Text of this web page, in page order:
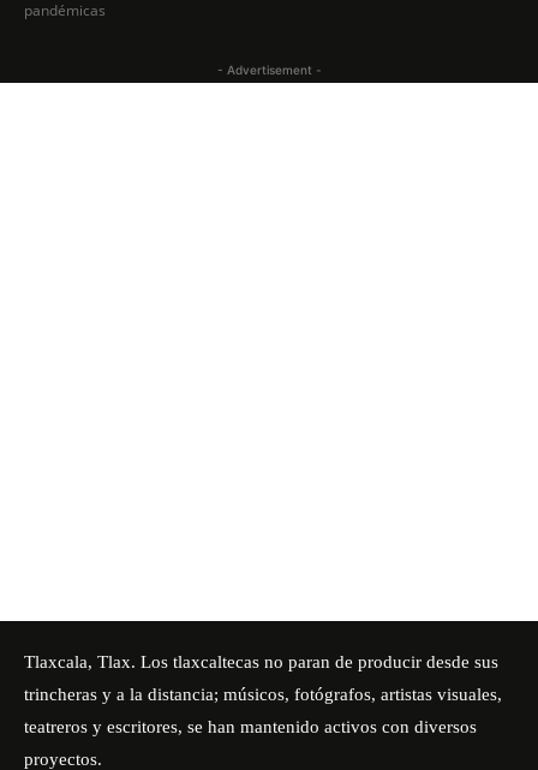
pandémicas
- Advertisement -
Tlaxcala, Tlax. Los tlaxcaltecas no paran de producir desde sus
trincheras y a la distancia; músicos, fotógrafos, artistas visuales,
teatreros y escritores, se han mantenido activos con diversos
proyectos.